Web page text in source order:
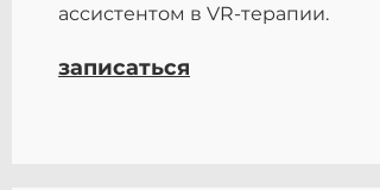
ассистентом в VR-терапии.
записаться